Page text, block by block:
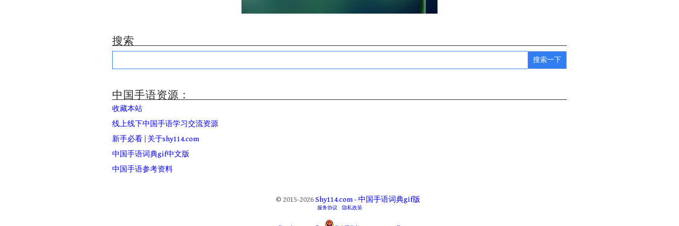
搜索
Search
中国手语资源：
收藏本站
线上线下中国手语学习交流资源
新手必看
关于shy114.com
中国手语词典gif中文版
中国手语参考资料
© 2015-2026Shy114.com - 中国手语词典gif版
服务协议 隐私政策